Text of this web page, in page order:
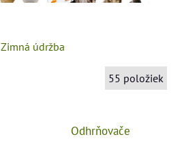
Zimná údržba
55 položiek
Odhrňovače